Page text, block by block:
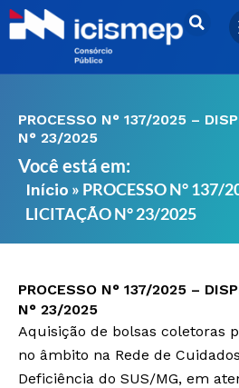
Ir
para
PROCESSO N° 137/2025 –
N° 23/2025
Você está em:
Início » PROCESSO N° 137/
LICITAÇÃO N° 23/2025
PROCESSO N° 137/2025 –
N° 23/2025
Aquisição de bolsas coletoras
no âmbito na Rede de
Deficiência do SUS/MG, em